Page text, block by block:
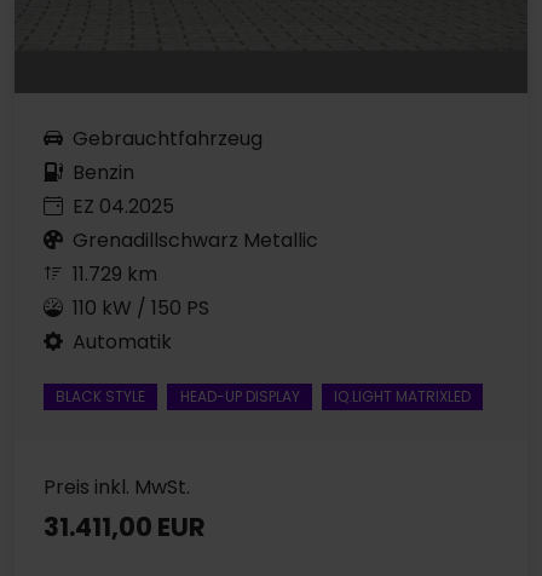
Gebrauchtfahrzeug
Benzin
EZ 04.2025
Grenadillschwarz Metallic
11.729 km
110 kW / 150 PS
Automatik
BLACK STYLE HEAD-UP DISPLAY IQ.LIGHT MATRIXLED
Preis inkl. MwSt.
31.411,00 EUR